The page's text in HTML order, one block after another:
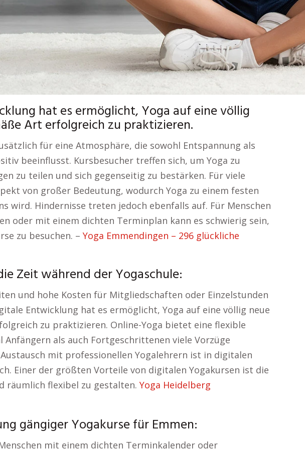
hat es ermöglicht, Yoga auf eine völlig
Art erfolgreich zu praktizieren.
für eine Atmosphäre, die sowohl Entspannung als
beeinflusst. Kursbesucher treffen sich, um Yoga zu
zu teilen und sich gegenseitig zu bestärken. Für viele
von großer Bedeutung, wodurch Yoga zu einem festen
wird. Hindernisse treten jedoch ebenfalls auf. Für Menschen
oder mit einem dichten Terminplan kann es schwierig sein,
zu besuchen. – Yoga Emmendingen – 296 glückliche
Zeit während der Yogaschule:
und hohe Kosten für Mitgliedschaften oder Einzelstunden
Entwicklung hat es ermöglicht, Yoga auf eine völlig neue
zu praktizieren. Online-Yoga bietet eine flexible
Anfängern als auch Fortgeschrittenen viele Vorzüge
mit professionellen Yogalehrern ist in digitalen
Einer der größten Vorteile von digitalen Yogakursen ist die
räumlich flexibel zu gestalten. Yoga Heidelberg
gängiger Yogakurse für Emmen:
mit einem dichten Terminkalender oder